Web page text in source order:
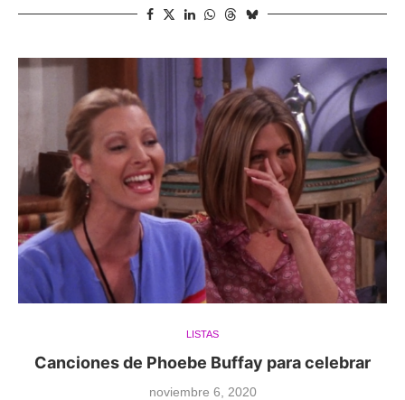
LISTAS
Canciones de Phoebe Buffay para celebrar
noviembre 6, 2020